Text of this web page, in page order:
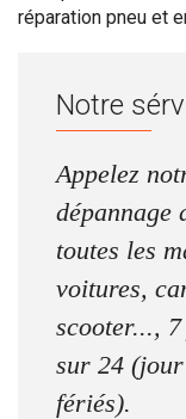
réparation pneu et
Notre
Appelez
dépannage
toutes les
voitures,
scooter...,
sur 24
fériés).